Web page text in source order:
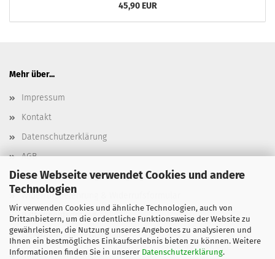
Diese Webseite verwendet Cookies und andere
Technologien
Wir verwenden Cookies und ähnliche Technologien, auch von
Drittanbietern, um die ordentliche Funktionsweise der Website zu
gewährleisten, die Nutzung unseres Angebotes zu analysieren und
Ihnen ein bestmögliches Einkaufserlebnis bieten zu können. Weitere
Informationen finden Sie in unserer Datenschutzerklärung.
45,90 EUR
Mehr über...
Impressum
Kontakt
Datenschutzerklärung
AGB
Versand- & Zahlungsbedingungen, Versandkosten
Widerrufsbelehrung & Widerrufsformular
Batterieentsorgung
Elektroaltgeräteentsorgung
Cookie Einstellungen